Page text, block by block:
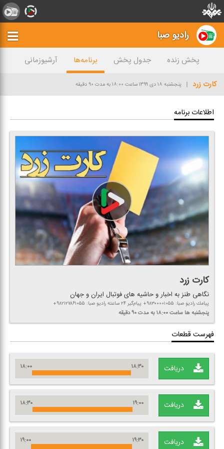
رادیو صبا
پخش زنده جدول پخش برنامه‌ها
آرشیوزمانی
كارت زرد
پنجشنبه ۱۸ دی ۱۳۹۹ ساعت ۱۸:۰۰ به مدت ۹۰ دقیقه
اطلاعات برنامه
كارت زرد
نگاهی طنز به اخبار و حاشیه های فوتبال ایران و جهان
پیامك رادیو صبا: ۹۸۳۰۰۰۰۱۰۵۵+ پیام‌گیر ۲۴ ساعته رادیو صبا: ۹۸۲۱۲۷۸۶۱۰۵۵+
پنجشنبه ها ساعت ۱۸:۰۰ به مدت ۹۰ دقیقه
فهرست قطعات
دریافت ۱۸:۰۰ ۱۸:۳۰
دریافت ۱۸:۳۰ ۱۹:۰۰
دریافت ۱۹:۰۰ ۱۹:۳۰